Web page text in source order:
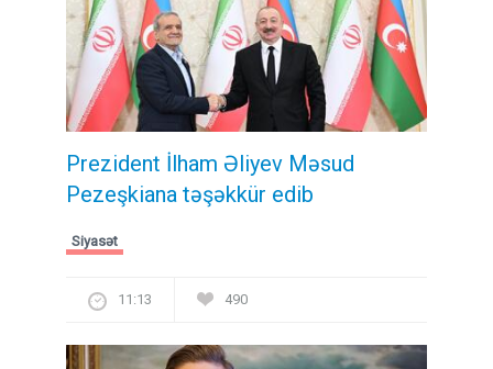
Prezident İlham Əliyev Məsud
Pezeşkiana təşəkkür edib
Siyasət
11:13 490